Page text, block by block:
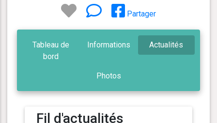
Partager
Tableau de
bord
Informations Actualités
Photos
Fil d'actualités